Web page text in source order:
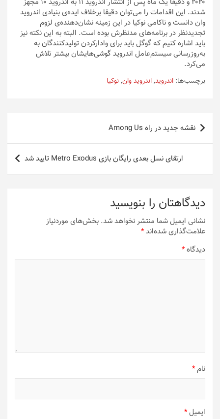
شدند. این اقدامات را می‌توان دقیقا برخلاف ایده‌ی بنیادی اندروید
وان دانست و ناکامی نوکیا در این زمینه نشان‌دهنده‌ی لزوم
تجدیدنظر در برنامه‌های مدنظرش بوده است. البته به این نکته نیز
باید اشاره کنیم که گوگل باید برای وادارکردن تولیدکنندگان به
به‌روزرسانی سیستم‌عامل‌ اندروید گوشی‌هایشان بیشتر تلاش
می‌کرد.
برچسب‌ها: اندروید,اندروید وان,نوکیا
راهبری
نوشته
نقشه جدید در راه Among Us
ارتقای نسل بعدی رایگان بازی Metro Exodus تایید شد
دیدگاهتان را بنویسید
نشانی ایمیل شما منتشر نخواهد شد. بخش‌های موردنیاز
علامت‌گذاری شده‌اند*
دیدگاه*
نام*
ایمیل*